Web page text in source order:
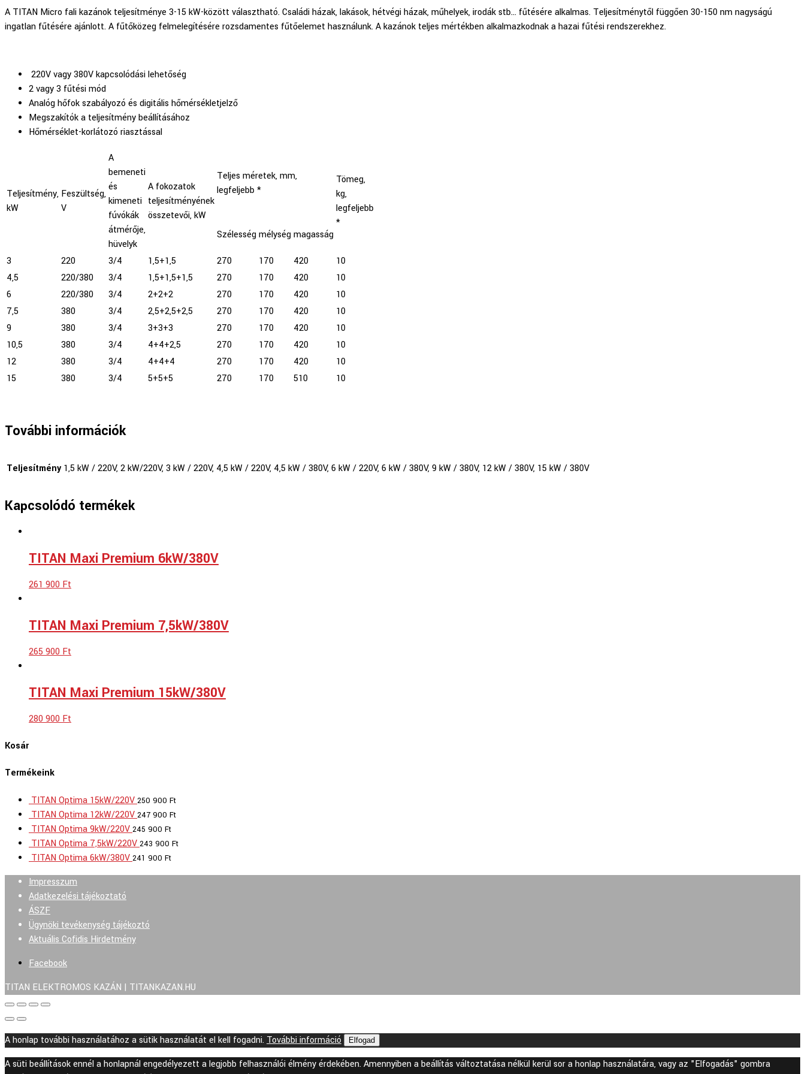
A TITAN Micro fali kazánok teljesítménye 3-15 kW-között választható. Családi házak, lakások, hétvégi házak, műhelyek, irodák stb… fűtésére alkalmas. Teljesítménytől függően 30-150 nm nagyságú
ingatlan fűtésére ajánlott. A fűtőközeg felmelegítésére rozsdamentes fűtőelemet használunk. A kazánok teljes mértékben alkalmazkodnak a hazai fűtési rendszerekhez.
220V vagy 380V kapcsolódási lehetőség
2 vagy 3 fűtési mód
Analóg hőfok szabályozó és digitális hőmérsékletjelző
Megszakítók a teljesítmény beállításához
Hőmérséklet-korlátozó riasztással
Teljesítmény,
kW
Feszültség,
V
A
bemeneti
és
kimeneti
fúvókák
átmérője,
hüvelyk
A fokozatok
teljesítményének
összetevői, kW
Teljes méretek, mm,
legfeljebb *
Tömeg,
kg,
legfeljebb
*
Szélességmélységmagasság
3 220 3/4 1,5+1,5 270 170 420
10
4,5
220/380 3/4 1,5+1,5+1,5 270 170 420
10
6
220/380 3/4 2+2+2 270 170 420
10
7,5
380 3/4 2,5+2,5+2,5 270 170 420
10
9
380 3/4 3+3+3 270 170 420
10
10,5
380 3/4 4+4+2,5 270 170 420
10
12
380 3/4 4+4+4 270 170 420
10
15
380 3/4 5+5+5 270 170 510 10
További információk
Teljesítmény 1,5 kW / 220V, 2 kW/220V, 3 kW / 220V, 4,5 kW / 220V, 4,5 kW / 380V, 6 kW / 220V, 6 kW / 380V, 9 kW / 380V, 12 kW / 380V, 15 kW / 380V
Kapcsolódó termékek
TITAN Maxi Premium 6kW/380V
261 900 Ft
TITAN Maxi Premium 7,5kW/380V
265 900 Ft
TITAN Maxi Premium 15kW/380V
280 900 Ft
Kosár
Termékeink
TITAN Optima 15kW/220V 250 900 Ft
TITAN Optima 12kW/220V 247 900 Ft
TITAN Optima 9kW/220V 245 900 Ft
TITAN Optima 7,5kW/220V 243 900 Ft
TITAN Optima 6kW/380V 241 900 Ft
Impresszum
Adatkezelési tájékoztató
ÁSZF
Ügynöki tevékenység tájékoztó
Aktuális Cofidis Hirdetmény
Facebook
TITAN ELEKTROMOS KAZÁN | TITANKAZAN.HU
A honlap további használatához a sütik használatát el kell fogadni. További információ Elfogad
A süti beállítások ennél a honlapnál engedélyezett a legjobb felhasználói élmény érdekében. Amennyiben a beállítás változtatása nélkül kerül sor a honlap használatára, vagy az "Elfogadás" gombra